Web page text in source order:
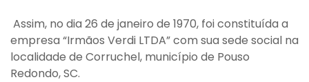
Assim, no dia 26 de janeiro de 1970, foi constituída a
empresa “Irmãos Verdi LTDA” com sua sede social na
localidade de Corruchel, município de Pouso
Redondo, SC.